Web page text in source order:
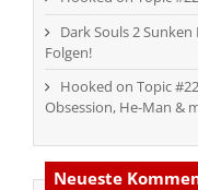
Dark Souls 2 Sunken
Folgen!
Hooked on Topic
Obsession, He-Man &
Neueste